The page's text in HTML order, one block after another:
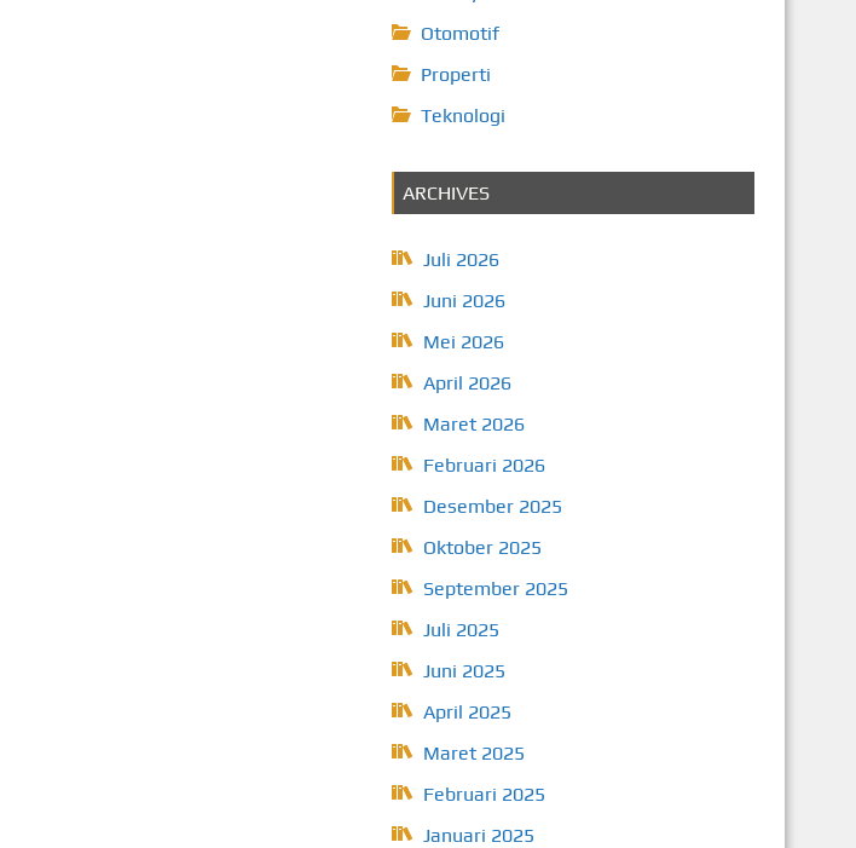
Otomotif
Properti
Teknologi
ARCHIVES
Juli 2026
Juni 2026
Mei 2026
April 2026
Maret 2026
Februari 2026
Desember 2025
Oktober 2025
September 2025
Juli 2025
Juni 2025
April 2025
Maret 2025
Februari 2025
Januari 2025